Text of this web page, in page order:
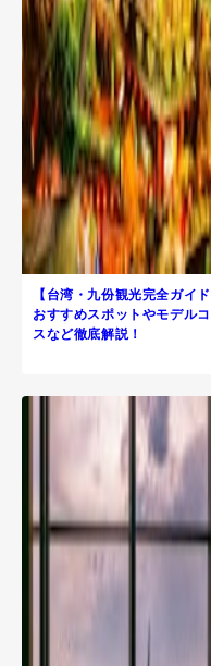
【台湾・九份観光完全ガイド
おすすめスポットやモデル
スなど徹底解説！